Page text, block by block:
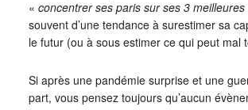
« concentrer ses paris sur ses 3 meilleures
souvent d’une tendance à surestimer sa
le futur (ou à sous estimer ce qui peut mal
Si après une pandémie surprise et une
part, vous pensez toujours qu’aucun